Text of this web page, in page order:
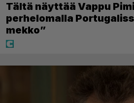
Tältä näyttää Vappu
perhelomalla
mekko”